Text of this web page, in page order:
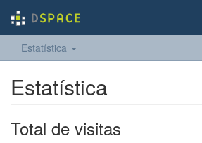
Estatística
Estatística
Total de visitas